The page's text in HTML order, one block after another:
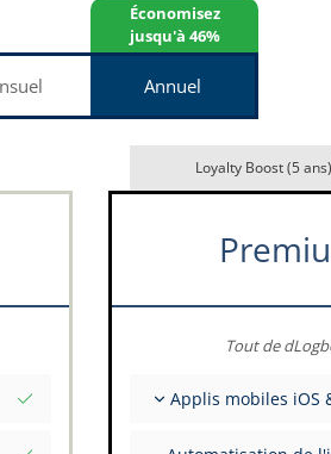
Économisez
jusqu'à 46%
Annuel
Loyalty Boost (5 ans)
Tout de
Applis mobiles iOS